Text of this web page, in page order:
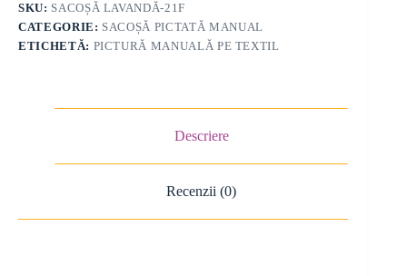
SKU: SACOȘĂ LAVANDĂ-21F
CATEGORIE: SACOȘĂ PICTATĂ MANUAL
ETICHETĂ: PICTURĂ MANUALĂ PE TEXTIL
Descriere
Recenzii (0)